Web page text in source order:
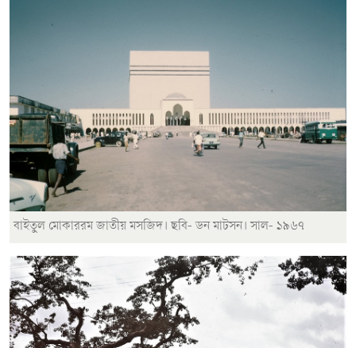
বাইতুল মোকাররম জাতীয় মসজিদ। ছবি- ডন মাটসন। সাল- ১৯৬৭